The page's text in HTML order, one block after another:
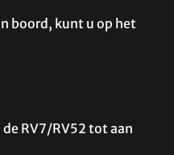
boord, kunt u op het
RV7/RV52 tot aan